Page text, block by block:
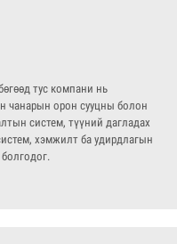
тус компани нь
чанарын орон сууцны болон
систем, түүний дагладах
хэмжилт ба удирдлагын